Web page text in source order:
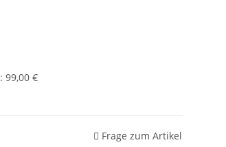
: 99,00 €
Frage zum Artikel